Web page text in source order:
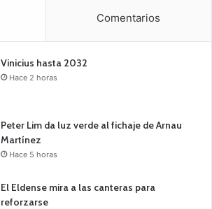
Comentarios
Vinicius hasta 2032
Hace 2 horas
Peter Lim da luz verde al fichaje de Arnau
Martínez
Hace 5 horas
El Eldense mira a las canteras para
reforzarse